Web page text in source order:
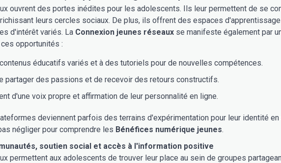
ouvrent des portes inédites pour les adolescents. Ils leur permettent de se
leurs cercles sociaux. De plus, ils offrent des espaces
d'intérêt variés. La Connexion jeunes réseaux se manifeste également par
opportunités :
éducatifs variés et à des tutoriels pour de nouvelles compétences.
partager des passions et de recevoir des retours constructifs.
d'une voix propre et affirmation de leur personnalité en ligne.
deviennent parfois des terrains d'expérimentation pour leur identité
négliger pour comprendre les Bénéfices numérique jeunes.
soutien social et accès à l'information positive
permettent aux adolescents de trouver leur place au sein de groupes